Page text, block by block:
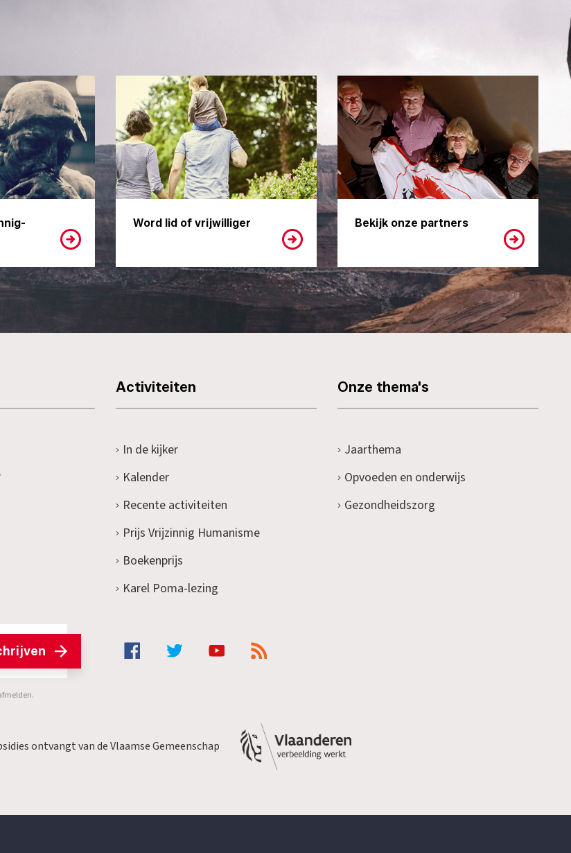
Word lid of vrijwilliger Bekijk onze partners
Activiteiten
In de kijker
Kalender
Recente activiteiten
Prijs Vrijzinnig Humanisme
Boekenprijs
Karel Poma-lezing
Onze thema's
Jaarthema
Opvoeden en onderwijs
Gezondheidszorg
ontvangt van de Vlaamse Gemeenschap